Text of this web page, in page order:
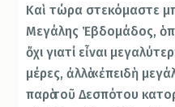
Καὶ τώρα στεκόμαστε
Μεγάλης Ἑβδομάδος,
ὄχι γιατί εἶναι
μέρες, ἀλλὰ «ἐπειδὴ
παρὰ τοῦ Δεσπότου